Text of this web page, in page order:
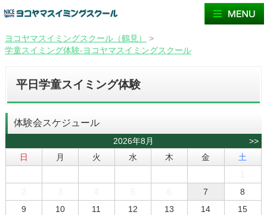
ヨコヤマスイミングスクール（鶴見）
>
学童スイミング体験-ヨコヤマスイミングスクール
平日学童スイミング体験
体験会スケジュール
2026年8月
>>
日
月 火 水 木 金
土
7
8
9
10 11 12 13 14
15